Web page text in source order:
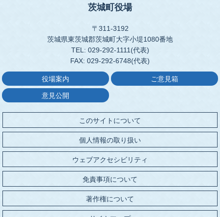
茨城町役場
〒311-3192
茨城県東茨城郡茨城町大字小堤1080番地
TEL: 029-292-1111(代表)
FAX: 029-292-6748(代表)
役場案内 ご意見箱
意見公開
このサイトについて
個人情報の取り扱い
ウェブアクセシビリティ
免責事項について
著作権について